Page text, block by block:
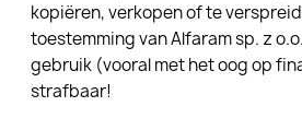
kopiëren, verkopen of te
toestemming van Alfaram sp. z
gebruik (vooral met het oog op
strafbaar!